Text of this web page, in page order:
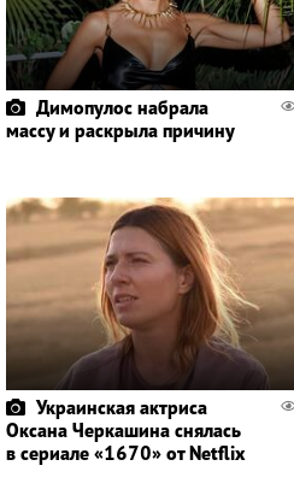
Димопулос набрала
массу и раскрыла причину
Украинская актриса
Оксана Черкашина снялась
в сериале «1670» от Netflix